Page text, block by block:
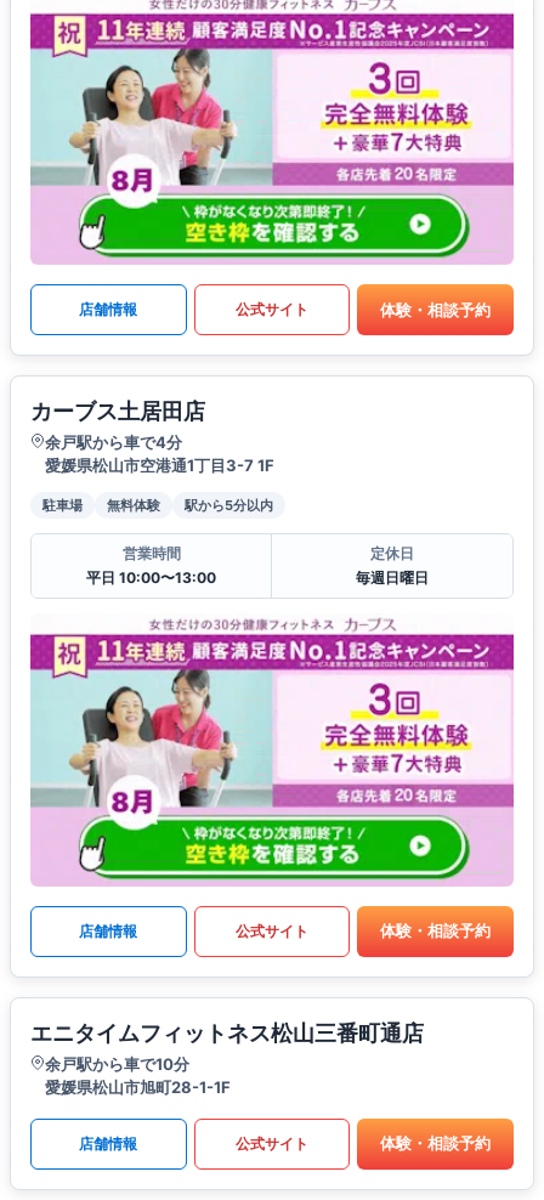
店舗情報 公式サイト 体験・相談予約
カーブス土居田店
余戸駅から車で4分
愛媛県松山市空港通1丁目3-7 1F
駐車場 無料体験 駅から5分以内
営業時間
平日 10:00〜13:00
定休日
毎週日曜日
店舗情報 公式サイト 体験・相談予約
エニタイムフィットネス松山三番町通店
余戸駅から車で10分
愛媛県松山市旭町28-1-1F
店舗情報 公式サイト 体験・相談予約